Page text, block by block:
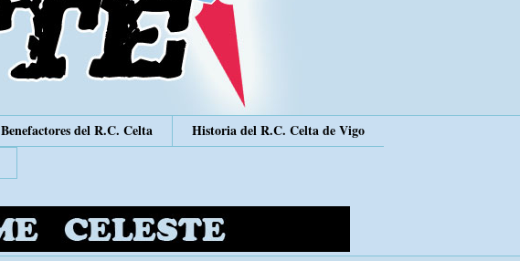
Benefactores del R.C. Celta
Historia del R.C. Celta de Vigo